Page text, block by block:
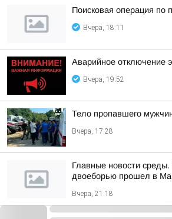
Поисковая операция
Вчера, 18:11
Аварийное отключение
Вчера, 19:52
Тело пропавшего
Вчера, 17:28
Главные новости среды.
двоеборью прошел в
Вчера, 21:18